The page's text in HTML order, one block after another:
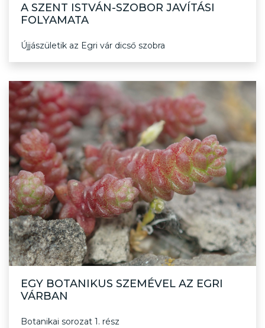
A SZENT ISTVÁN-SZOBOR JAVÍTÁSI
FOLYAMATA
Újjászületik az Egri vár dicső szobra
EGY BOTANIKUS SZEMÉVEL AZ EGRI
VÁRBAN
Botanikai sorozat 1. rész